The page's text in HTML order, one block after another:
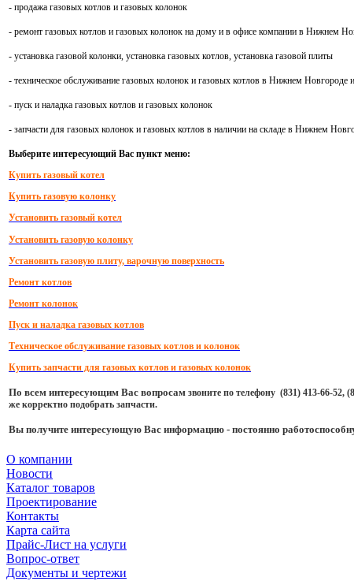
- продажа газовых котлов и газовых колонок
- ремонт газовых котлов и газовых колонок на дому и в офисе компании в Нижнем
- установка газовой колонки, установка газовых котлов, установка газовой плиты
- техническое обслуживание газовых колонок и газовых котлов в Нижнем Новгороде
- пуск и наладка газовых котлов и газовых колонок
- запчасти для газовых колонок и газовых котлов в наличии на складе в Нижнем
Выберите интересующий Вас пункт меню:
Купить газовый котел
Купить газовую колонку
Установить газовый котел
Установить газовую колонку
Установить газовую плиту, варочную поверхность
Ремонт котлов
Ремонт колонок
Пуск и наладка газовых котлов
Техническое обслуживание газовых котлов и колонок
Купить запчасти для газовых котлов и газовых колонок
По всем интересующим Вас вопросам звоните по телефону (831) 413-66-52,
же корректно подобрать запчасти.
Вы получите интересующую Вас информацию - постоянно
О компании
Новости
Каталог товаров
Проектирование
Контакты
Карта сайта
Прайс-Лист на услуги
Вопрос-ответ
Документы и чертежи